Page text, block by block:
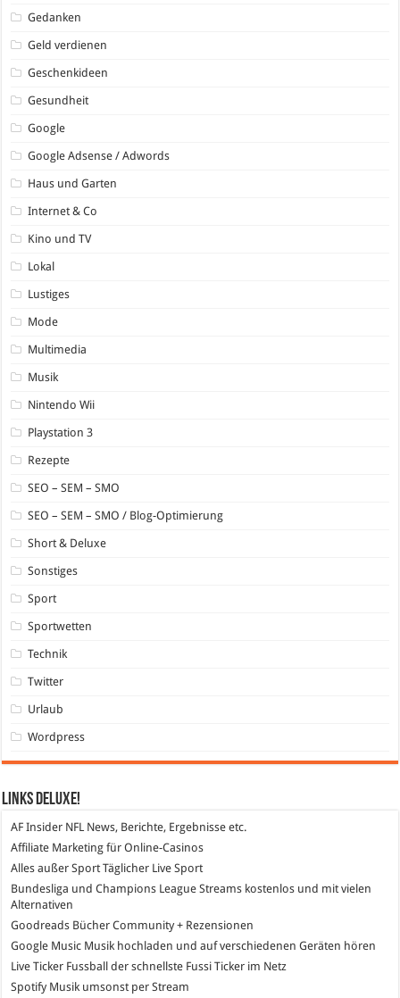
Gedanken
Geld verdienen
Geschenkideen
Gesundheit
Google
Google Adsense / Adwords
Haus und Garten
Internet & Co
Kino und TV
Lokal
Lustiges
Mode
Multimedia
Musik
Nintendo Wii
Playstation 3
Rezepte
SEO – SEM – SMO
SEO – SEM – SMO / Blog-Optimierung
Short & Deluxe
Sonstiges
Sport
Sportwetten
Technik
Twitter
Urlaub
Wordpress
Links DeLuXe!
AF Insider NFL News, Berichte, Ergebnisse etc.
Affiliate Marketing für Online-Casinos
Alles außer SportTäglicher Live Sport
Bundesliga und Champions League Streams kostenlos und mit vielen
Alternativen
Goodreads Bücher Community + Rezensionen
Google Music Musik hochladen und auf verschiedenen Geräten hören
Live Ticker Fussball
der schnellste Fussi Ticker im Netz
SpotifyMusik umsonst per Stream